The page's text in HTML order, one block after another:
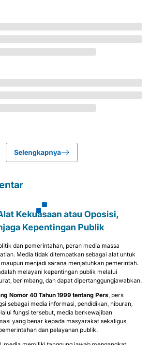
Kekuasaan atau Oposisi,
Kepentingan Publik
dan pemerintahan, peran media massa
Media tidak ditempatkan sebagai alat untuk
menjadi sarana menjatuhkan pemerintah.
melayani kepentingan publik melalui
berimbang, dan dapat dipertanggungjawabkan.
Nomor 40 Tahun 1999 tentang Pers, pers
sebagai media informasi, pendidikan, hiburan,
fungsi tersebut, media berkewajiban
yang benar kepada masyarakat sekaligus